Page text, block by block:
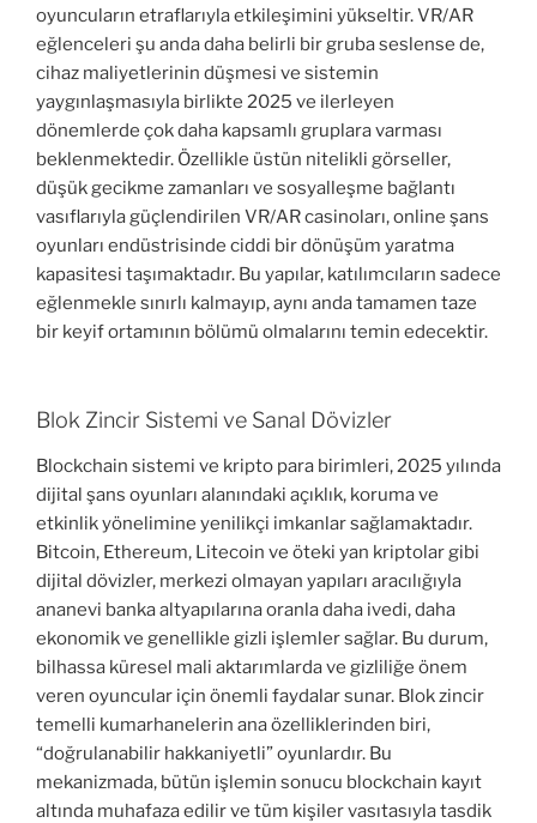
oyuncuların etraflarıyla etkileşimini yükseltir. VR/AR
eğlenceleri şu anda daha belirli bir gruba seslense de,
cihaz maliyetlerinin düşmesi ve sistemin
yaygınlaşmasıyla birlikte 2025 ve ilerleyen
dönemlerde çok daha kapsamlı gruplara varması
beklenmektedir. Özellikle üstün nitelikli görseller,
düşük gecikme zamanları ve sosyalleşme bağlantı
vasıflarıyla güçlendirilen VR/AR casinoları, online şans
oyunları endüstrisinde ciddi bir dönüşüm yaratma
kapasitesi taşımaktadır. Bu yapılar, katılımcıların sadece
eğlenmekle sınırlı kalmayıp, aynı anda tamamen taze
bir keyif ortamının bölümü olmalarını temin edecektir.
Blok Zincir Sistemi ve Sanal Dövizler
Blockchain sistemi ve kripto para birimleri, 2025 yılında
dijital şans oyunları alanındaki açıklık, koruma ve
etkinlik yönelimine yenilikçi imkanlar sağlamaktadır.
Bitcoin, Ethereum, Litecoin ve öteki yan kriptolar gibi
dijital dövizler, merkezi olmayan yapıları aracılığıyla
ananevi banka altyapılarına oranla daha ivedi, daha
ekonomik ve genellikle gizli işlemler sağlar. Bu durum,
bilhassa küresel mali aktarımlarda ve gizliliğe önem
veren oyuncular için önemli faydalar sunar. Blok zincir
temelli kumarhanelerin ana özelliklerinden biri,
“doğrulanabilir hakkaniyetli” oyunlardır. Bu
mekanizmada, bütün işlemin sonucu blockchain kayıt
altında muhafaza edilir ve tüm kişiler vasıtasıyla tasdik